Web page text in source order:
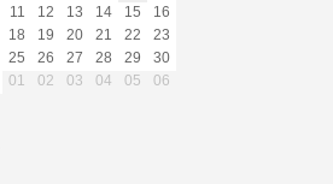
11 12 13 14 15
16
18 19 20 21 22
23
25 26 27 28 29
30
01 02 03 04 05 06